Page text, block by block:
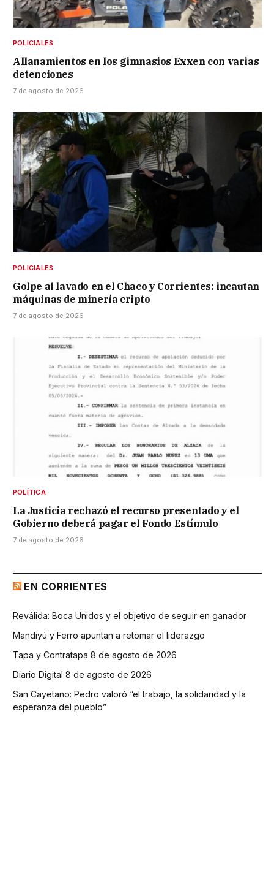
POLICIALES
Allanamientos en los gimnasios Exxen con varias
detenciones
7 de agosto de 2026
POLICIALES
Golpe al lavado en el Chaco y Corrientes: incautan
máquinas de minería cripto
7 de agosto de 2026
POLÍTICA
La Justicia rechazó el recurso presentado y el
Gobierno deberá pagar el Fondo Estímulo
7 de agosto de 2026
EN CORRIENTES
Reválida: Boca Unidos y el objetivo de seguir en ganador
Mandiyú y Ferro apuntan a retomar el liderazgo
Tapa y Contratapa 8 de agosto de 2026
Diario Digital 8 de agosto de 2026
San Cayetano: Pedro valoró “el trabajo, la solidaridad y la
esperanza del pueblo”